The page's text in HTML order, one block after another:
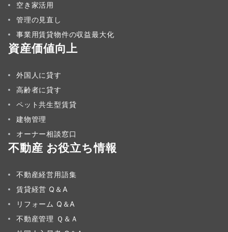
空き家活用
管理の見直し
事業用賃貸物件の収益最大化
資産価値向上
外国人に貸す
高齢者に貸す
ペット共生型賃貸
建物管理
オーナー相談窓口
不動産 お役立ち情報
不動産経営用語集
賃貸経営 Q＆A
リフォーム Q＆A
不動産管理 Ｑ＆Ａ